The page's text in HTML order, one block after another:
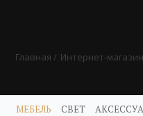
Главная Интернет-магазин
МЕБЕЛЬ СВЕТ